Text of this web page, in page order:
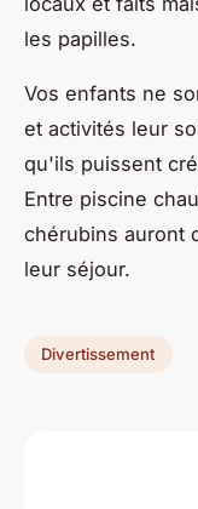
les papilles.
Vos enfants ne
et activités leur
qu'ils puissent
Entre piscine
chérubins auront
leur séjour.
Divertissement